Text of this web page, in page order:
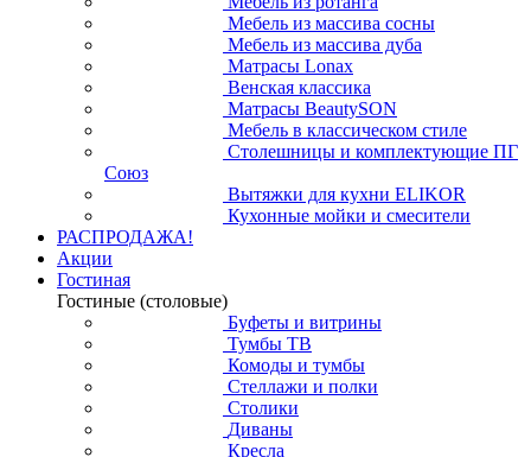
Мебель из массива сосны
Мебель из массива дуба
Матрасы Lonax
Венская классика
Матрасы BeautySON
Мебель в классическом стиле
Столешницы и комплектующие ПГ
Союз
Вытяжки для кухни ELIKOR
Кухонные мойки и смесители
РАСПРОДАЖА!
Акции
Гостиная
Гостиные (столовые)
Буфеты и витрины
Тумбы ТВ
Комоды и тумбы
Стеллажи и полки
Столики
Диваны
Кресла